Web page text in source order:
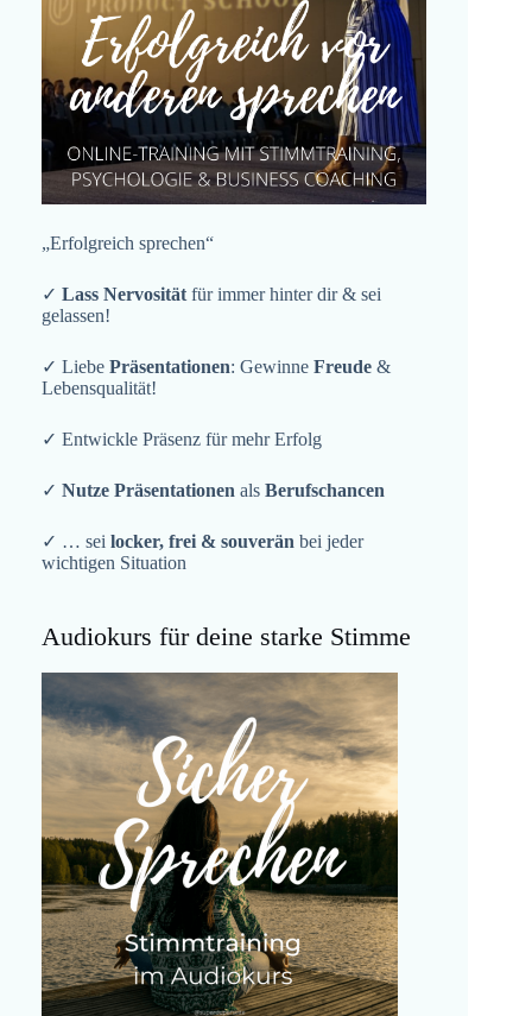
„Erfolgreich sprechen“
✓ Lass Nervositätfür immer hinter dir & sei
gelassen!
✓ Liebe Präsentationen: Gewinne Freude &
Lebensqualität!
✓ Entwickle Präsenz für mehr Erfolg
✓ Nutze Präsentationen als Berufschancen
✓ … sei locker, frei & souverän bei jeder
wichtigen Situation
Audiokurs für deine starke Stimme